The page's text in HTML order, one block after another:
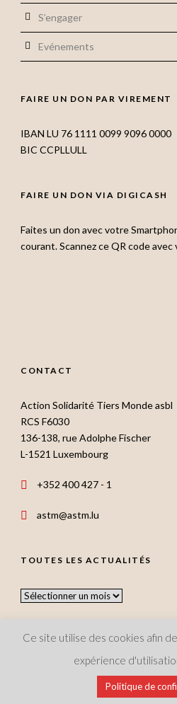
S’engager
Evénements
FAIRE UN DON PAR VIREMENT
IBAN LU 76 1111 0099 9096 0000
BIC CCPLLULL
FAIRE UN DON VIA DIGICASH
Faites un don avec votre
courant. Scannez ce QR code
CONTACT
Action Solidarité Tiers Monde asbl
RCS F6030
136-138, rue Adolphe Fischer
L-1521 Luxembourg
+352 400 427 - 1
astm@astm.lu
TOUTES LES ACTUALITÉS
Toutes
Copyright 2021 Action Solidarité
Ce site utilise des cookies afin
expérience
Politique de